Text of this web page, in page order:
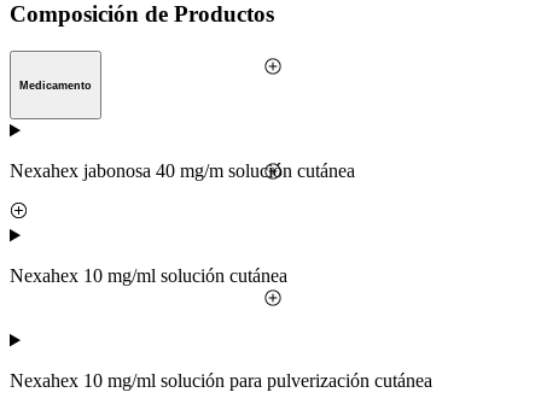
Composición de Productos
Medicamento
Nexahex jabonosa 40 mg/m solución cutánea
Nexahex 10 mg/ml solución cutánea
Nexahex 10 mg/ml solución para pulverización cutánea